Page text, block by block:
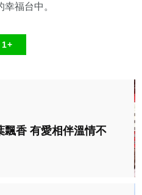
福台中。
1+
飄香 有愛相伴溫情不